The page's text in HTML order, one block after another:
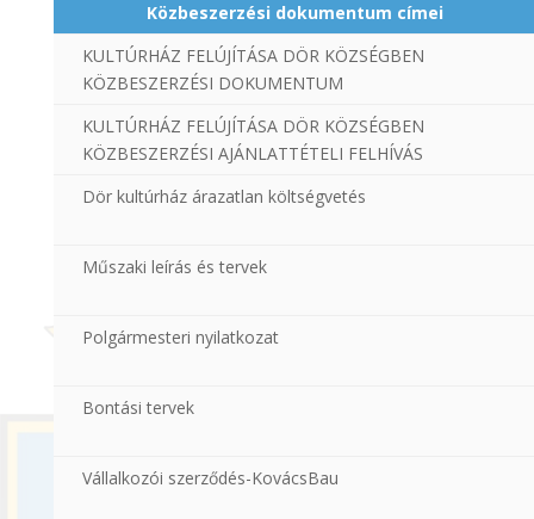
Közbeszerzési dokumentum címei
KULTÚRHÁZ FELÚJÍTÁSA DÖR KÖZSÉGBEN
KÖZBESZERZÉSI DOKUMENTUM
KULTÚRHÁZ FELÚJÍTÁSA DÖR KÖZSÉGBEN
KÖZBESZERZÉSI AJÁNLATTÉTELI FELHÍVÁS
Dör kultúrház árazatlan költségvetés
Műszaki leírás és tervek
Polgármesteri nyilatkozat
Bontási tervek
Vállalkozói szerződés-KovácsBau